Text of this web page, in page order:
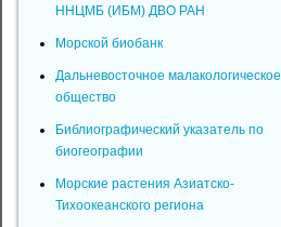
ННЦМБ (ИБМ) ДВО РАН
Морской биобанк
Дальневосточное малакологическое
общество
Библиографический указатель по
биогеографии
Морские растения Азиатско-
Тихоокеанского региона